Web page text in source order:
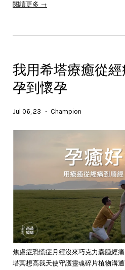
閱讀更多 →
我用希塔療癒從
孕到懷孕
Jul 06, 23 • Champion
焦慮症恐慌症月經沒來巧克力囊腫經
塔冥想高我天使守護靈魂碎片植物溝